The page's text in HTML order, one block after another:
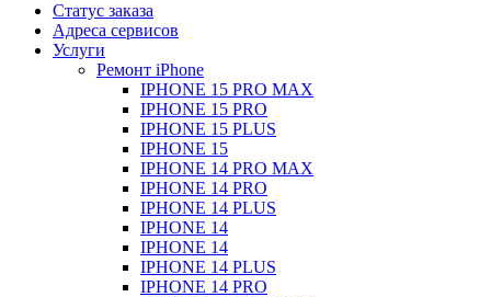
Статус заказа
Адреса сервисов
Услуги
Ремонт iPhone
IPHONE 15 PRO MAX
IPHONE 15 PRO
IPHONE 15 PLUS
IPHONE 15
IPHONE 14 PRO MAX
IPHONE 14 PRO
IPHONE 14 PLUS
IPHONE 14
IPHONE 14
IPHONE 14 PLUS
IPHONE 14 PRO